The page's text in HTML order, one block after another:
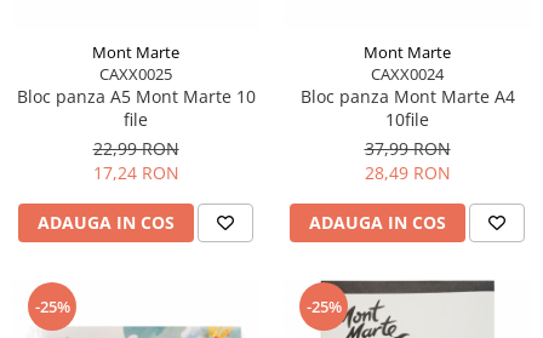
Mont Marte
CAXX0025
Bloc panza A5 Mont Marte 10
file
22,99 RON
17,24 RON
ADAUGA IN COS
Mont Marte
CAXX0024
Bloc panza Mont Marte A4
10file
37,99 RON
28,49 RON
ADAUGA IN COS
-25% -25%